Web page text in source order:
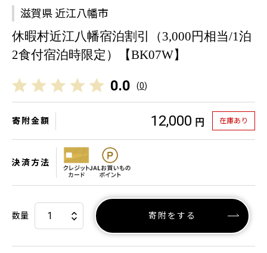
滋賀県 近江八幡市
休暇村近江八幡宿泊割引（3,000円相当/1泊
2食付宿泊時限定）【BK07W】
0.0 (0)
寄附金額 12,000 円 在庫あり
決済方法
数量 寄附をする